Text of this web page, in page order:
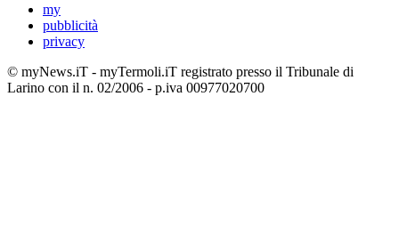
my
pubblicità
privacy
© myNews.iT - myTermoli.iT registrato presso il Tribunale di
Larino con il n. 02/2006 - p.iva 00977020700